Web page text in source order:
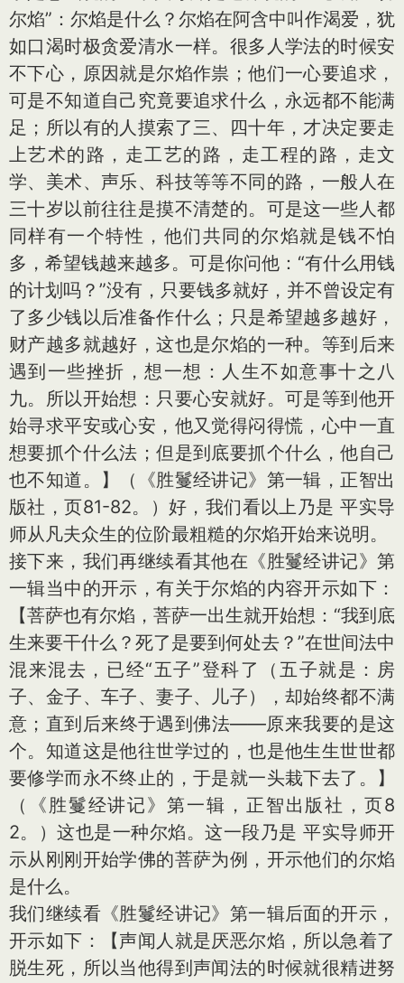
尔焰”：尔焰是什么？尔焰在阿含中叫作渴爱，犹
如口渴时极贪爱清水一样。很多人学法的时候安
不下心，原因就是尔焰作祟；他们一心要追求，
可是不知道自己究竟要追求什么，永远都不能满
足；所以有的人摸索了三、四十年，才决定要走
上艺术的路，走工艺的路，走工程的路，走文
学、美术、声乐、科技等等不同的路，一般人在
三十岁以前往往是摸不清楚的。可是这一些人都
同样有一个特性，他们共同的尔焰就是钱不怕
多，希望钱越来越多。可是你问他：“有什么用钱
的计划吗？”没有，只要钱多就好，并不曾设定有
了多少钱以后准备作什么；只是希望越多越好，
财产越多就越好，这也是尔焰的一种。等到后来
遇到一些挫折，想一想：人生不如意事十之八
九。所以开始想：只要心安就好。可是等到他开
始寻求平安或心安，他又觉得闷得慌，心中一直
想要抓个什么法；但是到底要抓个什么，他自己
也不知道。】（《胜鬘经讲记》第一辑，正智出
版社，页81-82。）好，我们看以上乃是 平实导
师从凡夫众生的位阶最粗糙的尔焰开始来说明。
接下来，我们再继续看其他在《胜鬘经讲记》第
一辑当中的开示，有关于尔焰的内容开示如下：
【菩萨也有尔焰，菩萨一出生就开始想：“我到底
生来要干什么？死了是要到何处去？”在世间法中
混来混去，已经“五子”登科了（五子就是：房
子、金子、车子、妻子、儿子），却始终都不满
意；直到后来终于遇到佛法——原来我要的是这
个。知道这是他往世学过的，也是他生生世世都
要修学而永不终止的，于是就一头栽下去了。】
（《胜鬘经讲记》第一辑，正智出版社，页8
2。）这也是一种尔焰。这一段乃是 平实导师开
示从刚刚开始学佛的菩萨为例，开示他们的尔焰
是什么。
我们继续看《胜鬘经讲记》第一辑后面的开示，
开示如下：【声闻人就是厌恶尔焰，所以急着了
脱生死，所以当他得到声闻法的时候就很精进努